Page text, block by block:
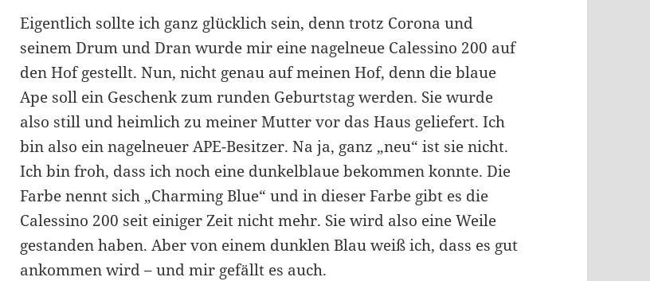
Eigentlich sollte ich ganz glücklich sein, denn trotz Corona und
seinem Drum und Dran wurde mir eine nagelneue Calessino 200 auf
den Hof gestellt. Nun, nicht genau auf meinen Hof, denn die blaue
Ape soll ein Geschenk zum runden Geburtstag werden. Sie wurde
also still und heimlich zu meiner Mutter vor das Haus geliefert. Ich
bin also ein nagelneuer APE-Besitzer. Na ja, ganz „neu“ ist sie nicht.
Ich bin froh, dass ich noch eine dunkelblaue bekommen konnte. Die
Farbe nennt sich „Charming Blue“ und in dieser Farbe gibt es die
Calessino 200 seit einiger Zeit nicht mehr. Sie wird also eine Weile
gestanden haben. Aber von einem dunklen Blau weiß ich, dass es gut
ankommen wird – und mir gefällt es auch.